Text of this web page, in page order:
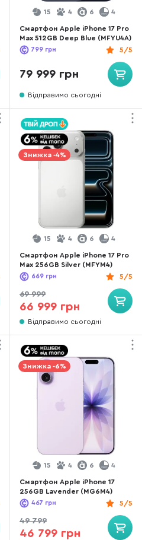
15 4 6 4
Смартфон Apple iPhone 17 Pro
Max 512GB Deep Blue (MFYU4A)
5/5
799 грн
79 999 грн
Відправимо сьогодні
Знижка -4%
15 4 6 4
Смартфон Apple iPhone 17 Pro
Max 256GB Silver (MFYM4)
5/5
669 грн
69 999
66 999 грн
Відправимо сьогодні
Знижка -6%
15 4 6 4
Смартфон Apple iPhone 17
256GB Lavender (MG6M4)
5/5
467 грн
49 799
46 799 грн